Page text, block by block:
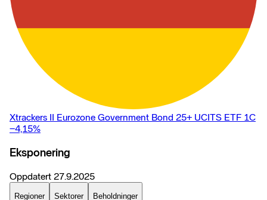
Xtrackers II Eurozone Government Bond 25+ UCITS ETF 1C
−4,15%
Eksponering
Oppdatert 27.9.2025
Regioner Sektorer Beholdninger